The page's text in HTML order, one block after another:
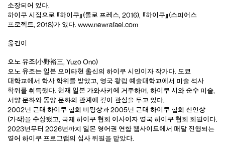
소장되어 있다.
하이쿠 시집으로 『하이쿠』(롤로 프레스, 2016), 『하이쿠』(스피어스
프로젝트, 2018)가 있다. www.newrafael.com
옮긴이
오노 유조(小野裕三, Yuzo Ono)
오노 유조는 일본 오이타현 출신의 하이쿠 시인이자 작가다. 도쿄
대학교에서 학사 학위를 받았고, 영국 왕립 예술대학교에서 미술 석사
학위를 취득했다. 현재 일본 가와사키에 거주하며, 하이쿠 시와 순수 미술,
서양 문화와 동양 문화의 관계에 깊이 관심을 두고 있다.
2002년 근대 하이쿠 협회 비평상과 2005년 근대 하이쿠 협회 신인상
(가작)을 수상했고, 국제 하이쿠 협회 이사이자 영국 하이쿠 협회 회원이다.
2023년부터 2026년까지 일본 영어권 연합 웹사이트에서 매달 진행되는
영어 하이쿠 프로그램의 심사 위원을 맡았다.